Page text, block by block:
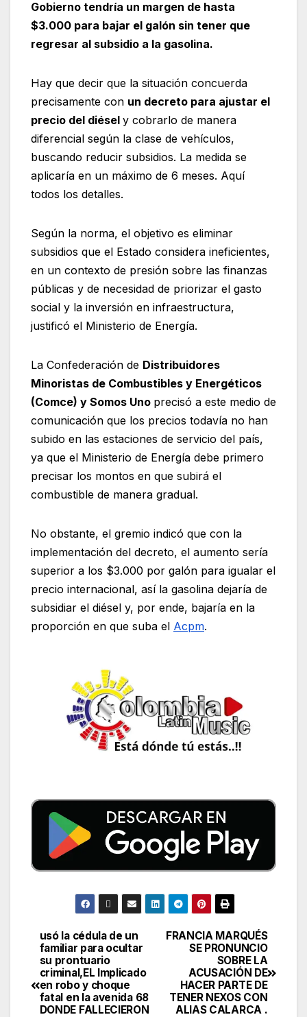
Gobierno tendría un margen de hasta
$3.000 para bajar el galón sin tener que
regresar al subsidio a la gasolina.
Hay que decir que la situación concuerda
precisamente con un decreto para ajustar el
precio del diésel y cobrarlo de manera
diferencial según la clase de vehículos,
buscando reducir subsidios. La medida se
aplicaría en un máximo de 6 meses. Aquí
todos los detalles.
Según la norma, el objetivo es eliminar
subsidios que el Estado considera ineficientes,
en un contexto de presión sobre las finanzas
públicas y de necesidad de priorizar el gasto
social y la inversión en infraestructura,
justificó el Ministerio de Energía.
La Confederación de Distribuidores
Minoristas de Combustibles y Energéticos
(Comce) y Somos Uno precisó a este medio de
comunicación que los precios todavía no han
subido en las estaciones de servicio del país,
ya que el Ministerio de Energía debe primero
precisar los montos en que subirá el
combustible de manera gradual.
No obstante, el gremio indicó que con la
implementación del decreto, el aumento sería
superior a los $3.000 por galón para igualar el
precio internacional, así la gasolina dejaría de
subsidiar el diésel y, por ende, bajaría en la
proporción en que suba el Acpm.
FRANCIA MARQUÉS
SE PRONUNCIO
SOBRE LA
ACUSACIÓN DE
HACER PARTE DE
TENER NEXOS CON
ALIAS CALARCA .
usó la cédula de un
familiar para ocultar
su prontuario
criminal,EL Implicado
en robo y choque
fatal en la avenida 68
DONDE FALLECIERON